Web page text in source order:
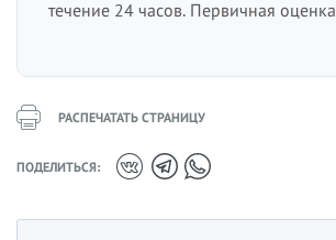
течение 24 часов. Первичная
РАСПЕЧАТАТЬ СТРАНИЦУ
ПОДЕЛИТЬСЯ: